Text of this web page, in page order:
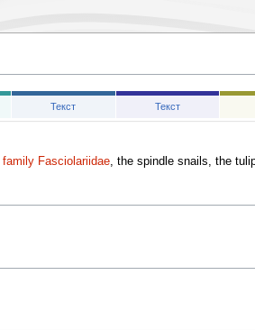
Текст Текст
family Fasciolariidae, the spindle snails, the